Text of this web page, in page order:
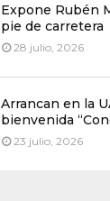
Expone Rubén
pie de carretera
28 julio, 2026
Arrancan en la
bienvenida
23 julio, 2026